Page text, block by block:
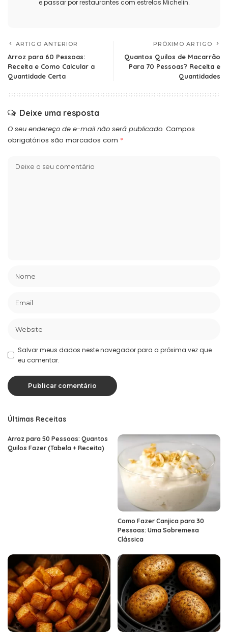
e passar por restaurantes com estrelas Michelin.
ARTIGO ANTERIOR
Arroz para 60 Pessoas:
Receita e Como Calcular a
Quantidade Certa
PRÓXIMO ARTIGO
Quantos Quilos de Macarrão
Para 70 Pessoas? Receita e
Quantidades
Deixe uma resposta
O seu endereço de e-mail não será publicado. Campos
obrigatórios são marcados com *
Salvar meus dados neste navegador para a próxima vez que
eu comentar.
Últimas Receitas
Arroz para 50 Pessoas: Quantos
Quilos Fazer (Tabela + Receita)
Como Fazer Canjica para 30
Pessoas: Uma Sobremesa
Clássica